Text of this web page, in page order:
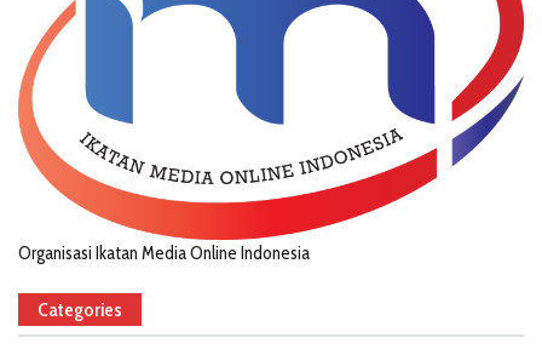
Organisasi Ikatan Media Online Indonesia
Categories